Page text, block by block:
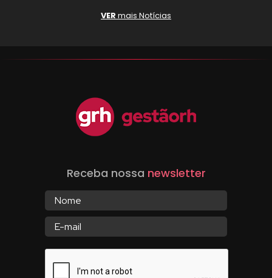
VER mais Notícias
Receba nossa newsletter